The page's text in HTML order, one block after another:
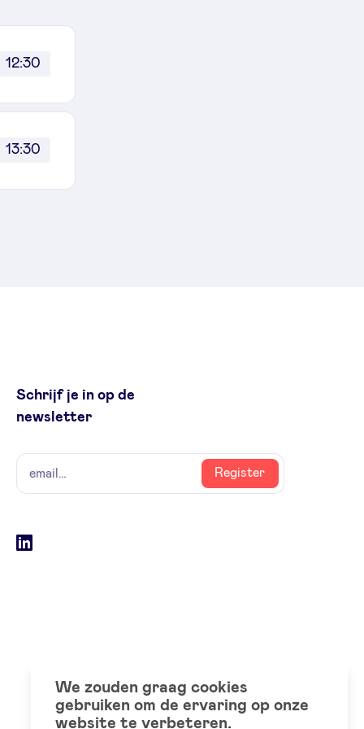
12:30
13:30
Schrijf je in op de
newsletter
naam
email
Register
Social
LinkedIn
We zouden graag cookies
gebruiken om de ervaring op onze
website te verbeteren.